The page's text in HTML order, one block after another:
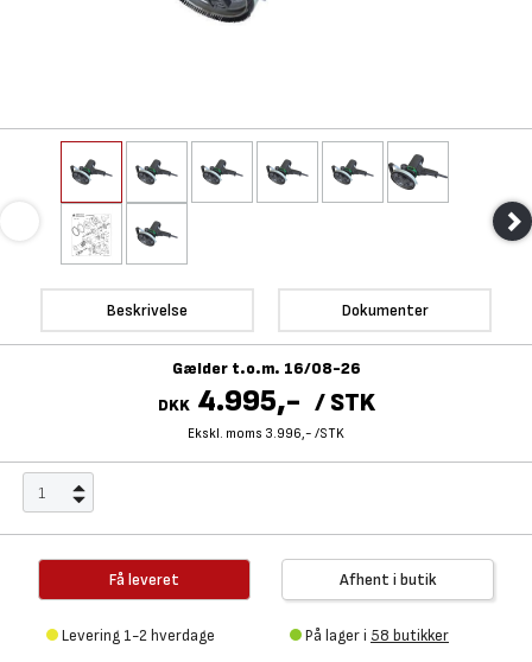
Beskrivelse Dokumenter
Gælder t.o.m. 16/08-26
DKK 4.995,- / STK
Ekskl. moms 3.996,- /STK
Få leveret
Levering 1-2 hverdage
Afhent i butik
På lager i 58 butikker